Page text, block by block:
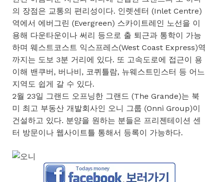
의 장점은 교통의 편리성이다. 인렛센터 (Inlet Centre)
역에서 에버그린 (Evergreen) 스카이트레인 노선을 이
용해 다운타운이나 써리 등으로 출 퇴근과 통학이 가능
하며 웨스트코스트 익스프레스(West Coast Express)역
까지는 도보 3분 거리에 있다. 또 고속도로에 접근이 용
이해 밴쿠버, 버나비, 코퀴틀람, 뉴웨스트민스터 등 어느
지역도 쉽게 갈 수 있다.
2월 23일 그랜드 오프닝한 그랜드 (The Grande)는 북
미 최고 부동산 개발회사인 오니 그룹 (Onni Group)이
건설하고 있다. 분양을 원하는 분들은 프리젠테이션 센
터 방문이나 웹사이트틀 통해서 등록이 가능하다.